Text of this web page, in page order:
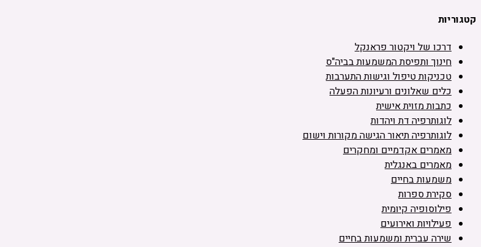
קטגוריות
דרכו של ויקטור פראנקל
חינוך ותפיסת המשמעות בביה"ס
טכניקות טיפול וגישות התערבות
כלים שאלונים ורעיונות הפעלה
כתבות מזוית אישית
לוגותרפיה דת ויהדות
לוגותרפיה תיאור הגישה מקורות וישום
מאמרים אקדמיים ומחקרים
מאמרים באנגלית
משמעות בחיים
סקירת ספרות
פילוסופיה קיומית
פעילויות ואירועים
שירה עברית ומשמעות בחיים